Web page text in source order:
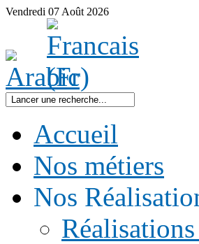
Vendredi 07 Août 2026
Accueil
Nos métiers
Nos